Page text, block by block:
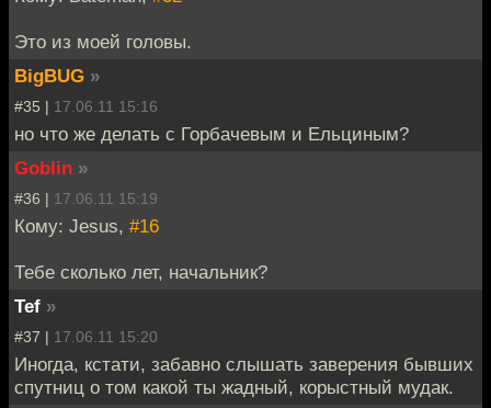
Это из моей головы.
BigBUG »
#35 | 17.06.11 15:16
но что же делать с Горбачевым и Ельциным?
Goblin »
#36 | 17.06.11 15:19
Кому: Jesus, #16
Тебе сколько лет, начальник?
Tef »
#37 | 17.06.11 15:20
Иногда, кстати, забавно слышать заверения бывших
спутниц о том какой ты жадный, корыстный мудак.